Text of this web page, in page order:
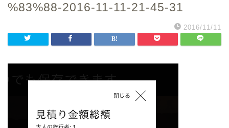
%83%88-2016-11-11-21-45-31
2016/11/11